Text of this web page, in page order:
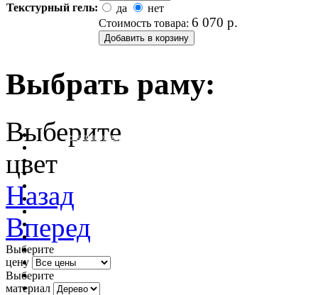
Текстурный гель:
да
нет
Стоимость товара: 6 070 р.
Выбрать раму:
очистить фильтр цвета
Выберите
цвет
Назад
Вперед
Выберите
цену
Выберите
материал